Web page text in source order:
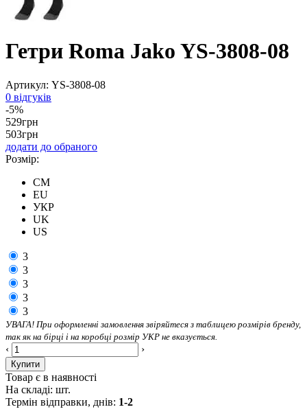
Гетри Roma Jako YS-3808-08
Артикул: YS-3808-08
0 відгуків
-5%
529грн
503грн
додати до обраного
Розмір:
CM
EU
УКР
UK
US
3
3
3
3
3
УВАГА! При оформленні замовлення звіряйтеся з таблицею розмірів бренду,
так як на бірці і на коробці розмір УКР не вказується.
‹ ›
Купити
Товар є в наявності
На складі: шт.
Термін відправки, днів: 1-2